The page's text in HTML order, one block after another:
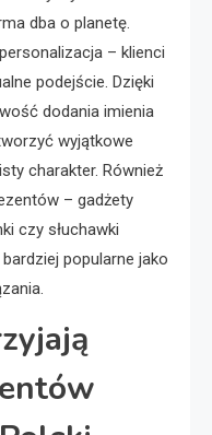
dba o planetę.
– klienci
podejście. Dzięki
dodania imienia
wyjątkowe
charakter. Również
– gadżety
czy słuchawki
popularne jako